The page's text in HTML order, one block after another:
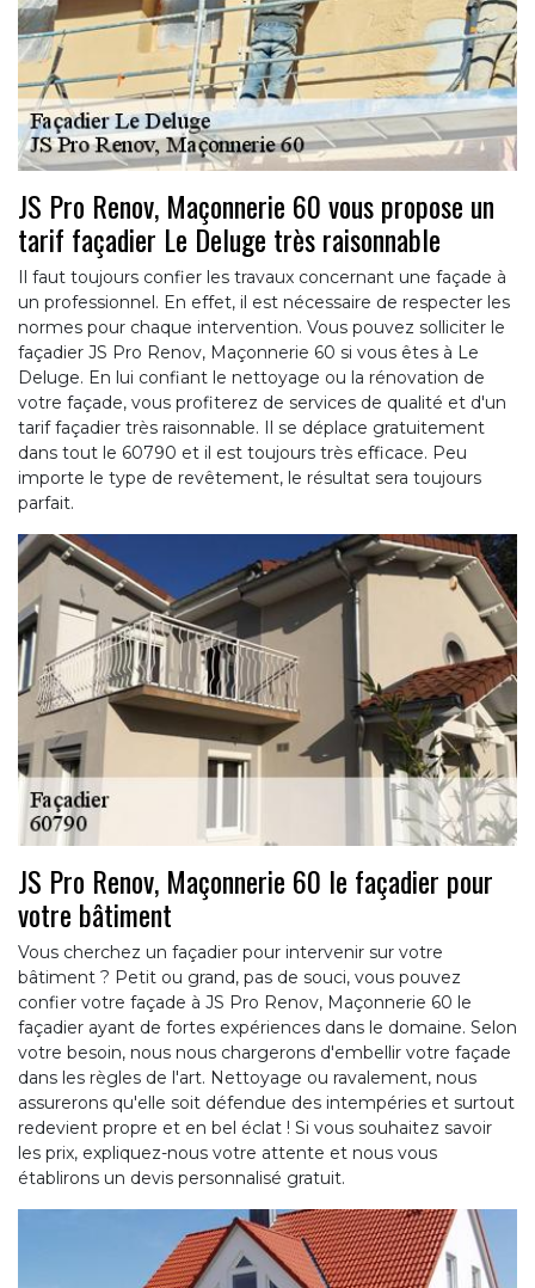
JS Pro Renov, Maçonnerie 60 vous propose un
tarif façadier Le Deluge très raisonnable
Il faut toujours confier les travaux concernant une façade à
un professionnel. En effet, il est nécessaire de respecter les
normes pour chaque intervention. Vous pouvez solliciter le
façadier JS Pro Renov, Maçonnerie 60 si vous êtes à Le
Deluge. En lui confiant le nettoyage ou la rénovation de
votre façade, vous profiterez de services de qualité et d'un
tarif façadier très raisonnable. Il se déplace gratuitement
dans tout le 60790 et il est toujours très efficace. Peu
importe le type de revêtement, le résultat sera toujours
parfait.
JS Pro Renov, Maçonnerie 60 le façadier pour
votre bâtiment
Vous cherchez un façadier pour intervenir sur votre
bâtiment ? Petit ou grand, pas de souci, vous pouvez
confier votre façade à JS Pro Renov, Maçonnerie 60 le
façadier ayant de fortes expériences dans le domaine. Selon
votre besoin, nous nous chargerons d'embellir votre façade
dans les règles de l'art. Nettoyage ou ravalement, nous
assurerons qu'elle soit défendue des intempéries et surtout
redevient propre et en bel éclat ! Si vous souhaitez savoir
les prix, expliquez-nous votre attente et nous vous
établirons un devis personnalisé gratuit.